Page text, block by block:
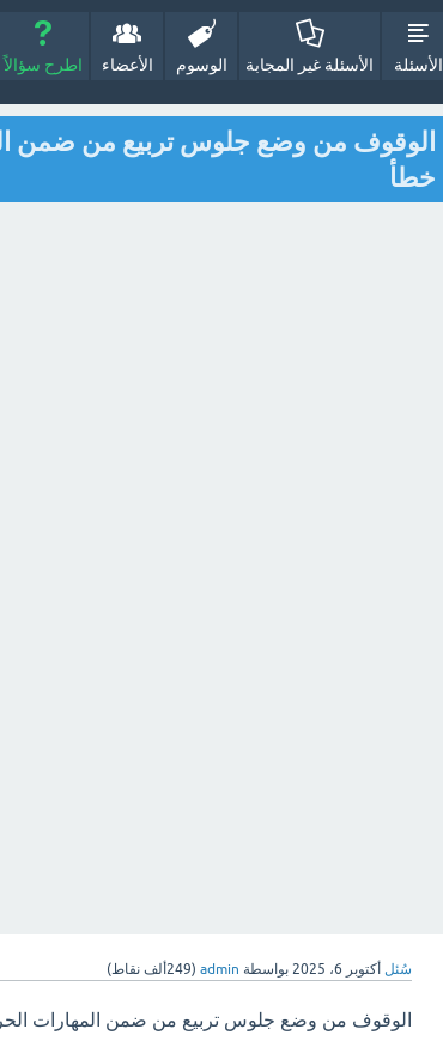
الأسئلة الأسئلة غير المجابة الوسوم الأعضاء اطرح سؤالاً
الوقوف من وضع جلوس تربيع من ضمن
خطأ
سُئل أكتوبر 6، 2025 بواسطة admin
(249ألف نقاط)
الوقوف من وضع جلوس تربيع من ضمن المهارات